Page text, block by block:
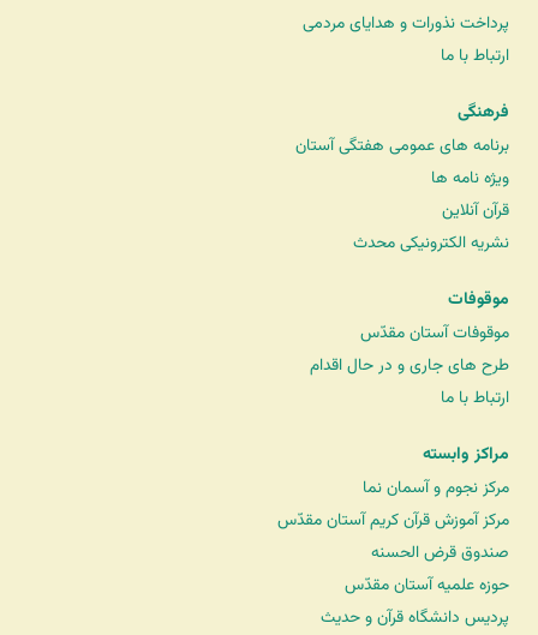
پرداخت نذورات و هدایای مردمی
ارتباط با ما
فرهنگی
برنامه های عمومی هفتگی آستان
ویژه نامه ها
قرآن آنلاین
نشریه الکترونیکی محدث
موقوفات
موقوفات آستان مقدّس
طرح های جاری و در حال اقدام
ارتباط با ما
مراکز وابسته
مرکز نجوم و آسمان نما
مرکز آموزش قرآن کریم آستان مقدّس
صندوق قرض الحسنه
حوزه علمیه آستان مقدّس
پردیس دانشگاه قرآن و حدیث